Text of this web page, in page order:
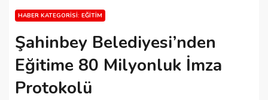
HABER KATEGORISI: EĞITIM
Şahinbey Belediyesi’nden
Eğitime 80 Milyonluk İmza
Protokolü